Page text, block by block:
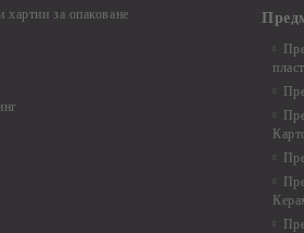
хартии за опаковане